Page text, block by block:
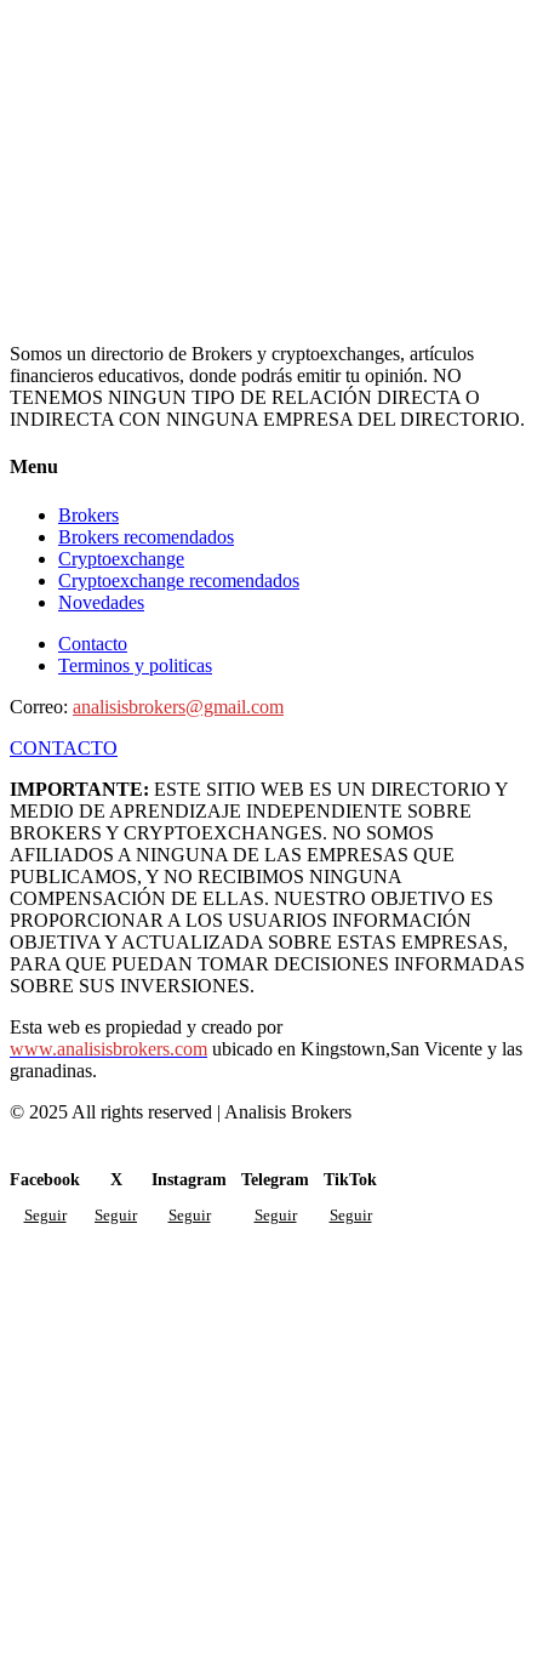
Somos un directorio de Brokers y cryptoexchanges, artículos
financieros educativos, donde podrás emitir tu opinión. NO
TENEMOS NINGUN TIPO DE RELACIÓN DIRECTA O
INDIRECTA CON NINGUNA EMPRESA DEL DIRECTORIO.
Menu
Brokers
Brokers recomendados
Cryptoexchange
Cryptoexchange recomendados
Novedades
Contacto
Terminos y politicas
Correo: analisisbrokers@gmail.com
CONTACTO
IMPORTANTE: ESTE SITIO WEB ES UN DIRECTORIO Y
MEDIO DE APRENDIZAJE INDEPENDIENTE SOBRE
BROKERS Y CRYPTOEXCHANGES. NO SOMOS
AFILIADOS A NINGUNA DE LAS EMPRESAS QUE
PUBLICAMOS, Y NO RECIBIMOS NINGUNA
COMPENSACIÓN DE ELLAS. NUESTRO OBJETIVO ES
PROPORCIONAR A LOS USUARIOS INFORMACIÓN
OBJETIVA Y ACTUALIZADA SOBRE ESTAS EMPRESAS,
PARA QUE PUEDAN TOMAR DECISIONES INFORMADAS
SOBRE SUS INVERSIONES.
Esta web es propiedad y creado por
www.analisisbrokers.com ubicado en Kingstown,San Vicente y las
granadinas.
© 2025 All rights reserved | Analisis Brokers
Facebook
Seguir
X
Seguir
Instagram
Seguir
Telegram
Seguir
TikTok
Seguir